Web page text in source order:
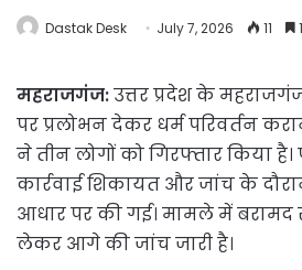
Dastak Desk July 7, 2026 11
महराजगंज:उत्तर प्रदेश के
पर प्रलोभन देकर धर्म परिवर्तन
ने तीन लोगों को गिरफ्तार किया
कार्रवाई शिकायत और जांच के
आधार पर की गई। मामले में बरामद
लेकर आगे की जांच जारी है।